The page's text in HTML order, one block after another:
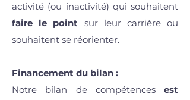
activité (ou inactivité) qui souhaitent
faire le point sur leur carrière ou
souhaitent se réorienter.
Financement du bilan :
Notre bilan de compétences est